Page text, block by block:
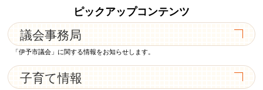
ピックアップコンテンツ
議会事務局
「伊予市議会」に関する情報をお知らせします。
子育て情報